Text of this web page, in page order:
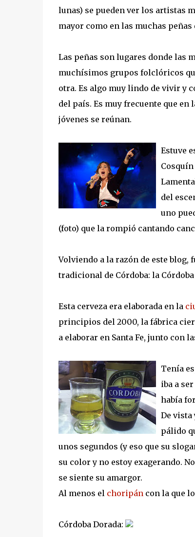
lunas) se pueden ver los artistas
mayor como en las muchas
Las peñas son lugares donde las
muchísimos grupos folclóricos
otra. Es algo muy lindo de vivir y
del país. Es muy frecuente que
jóvenes se reúnan.
Estuve
del
uno
(foto) que la rompió cantando
Volviendo a la razón de este blog,
tradicional de Córdoba: la Córdoba
Esta cerveza era elaborada en la
principios del 2000, la fábrica
a elaborar en Santa Fe, junto con
Tenía
iba a
había
De vista
pálido
unos segundos (y eso que su
su color y no estoy exagerando.
se siente su amargor.
Al menos el choripáncon la que lo
Córdoba Dorada: